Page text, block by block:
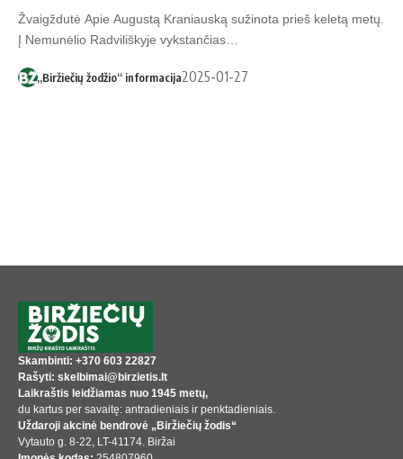
Žvaigždutė Apie Augustą Kraniauską sužinota prieš keletą metų.
Į Nemunėlio Radviliškyje vykstančias…
„Biržiečių žodžio“ informacija2025-01-27
Skambinti: +370 603 22827
Rašyti: skelbimai@birzietis.lt
Laikraštis leidžiamas nuo 1945 metų,
du kartus per savaitę: antradieniais ir penktadieniais.
Uždaroji akcinė bendrovė „Biržiečių žodis“
Vytauto g. 8-22, LT-41174. Biržai